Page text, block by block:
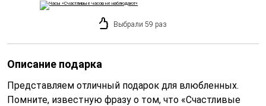
Выбрали 59 раз
Описание подарка
Представляем отличный подарок для влюбленных.
Помните, известную фразу о том, что «Счастливые